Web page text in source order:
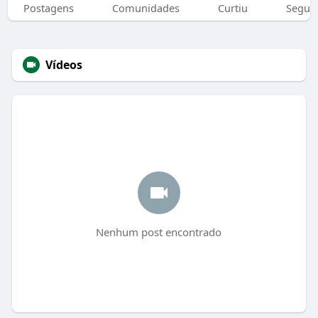
Postagens Comunidades Curtiu
Vídeos
Nenhum post encontrado